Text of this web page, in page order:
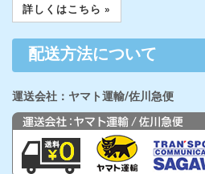
詳しくはこちら »
配送方法について
運送会社：ヤマト運輸/佐川急便